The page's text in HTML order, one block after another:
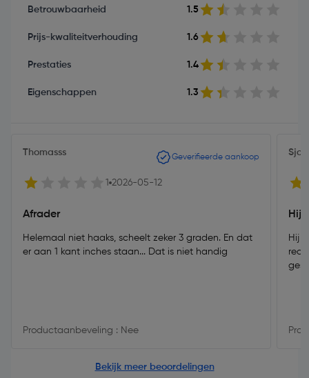
Betrouwbaarheid 1.5
Prijs-kwaliteitverhouding 1.6
Prestaties 1.4
Eigenschappen 1.3
Thomasss Geverifieerde aankoop
1 2026-05-12
Afrader
Helemaal niet haaks, scheelt zeker 3 graden. En dat
er aan 1 kant inches staan... Dat is niet handig
Productaanbeveling : Nee
Hij
Hij
Bekijk meer beoordelingen